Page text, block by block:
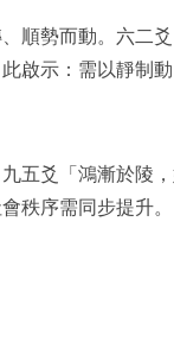
順勢而動。六二
啟示：需以靜制動
五爻「鴻漸於陵
秩序需同步提升。